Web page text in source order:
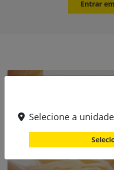
Selecione a